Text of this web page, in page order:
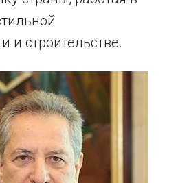
и строительстве.